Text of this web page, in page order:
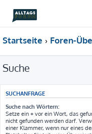
Startseite Foren-
Suche
SUCHANFRAGE
Suche nach Wörtern:
Setze ein + vor ein Wort, das
nicht gefunden werden darf.
einer Klammer, wenn nur eines